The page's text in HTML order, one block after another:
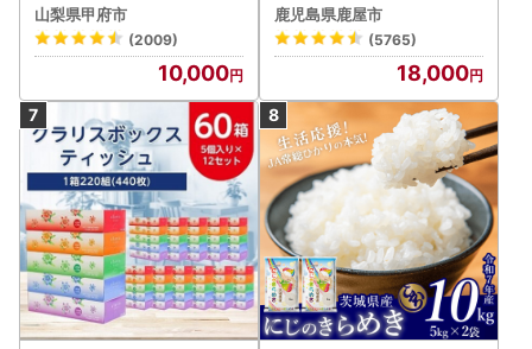
〈2026年度配送分〉山梨
県産 シャインマスカット 2
～3房（1.0kg以上）シャイ
ン フルーツ FN-Limited-S
P
山梨県甲府市
(2009)
10,000
） KN007-004-04-cp18
うなぎ 鰻 魚 惣菜 総菜
鹿児島県鹿屋市
(5765)
18,000